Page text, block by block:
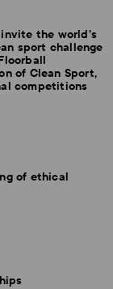
the world’s
sport challenge
of Clean Sport,
competitions
of ethical